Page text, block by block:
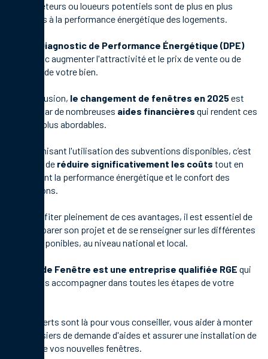
Les acheteurs ou loueurs potentiels sont de plus en plus
sensibles à la performance énergétique des logements.
Diagnostic de Performance Énergétique (DPE)
peut donc augmenter l'attractivité et le prix de vente ou de
location de votre bien.
En conclusion, le changement de fenêtres en 2025est
facilité par de nombreuses aides financières qui rendent ces
travaux plus abordables.
En optimisant l'utilisation des subventions disponibles, c’est
possible de réduire significativement les coûts tout en
améliorant la performance énergétique et le confort des
habitations.
Pour profiter pleinement de ces avantages, il est essentiel de
bien préparer son projet et de se renseigner sur les différentes
aides disponibles, au niveau national et local.
Terres de Fenêtre est une entreprise qualifiée RGE qui
peut vous accompagner dans toutes les étapes de votre
Nos experts sont là pour vous conseiller, vous aider à monter
vos dossiers de demande d'aides et assurer une installation de
qualité de vos nouvelles fenêtres.